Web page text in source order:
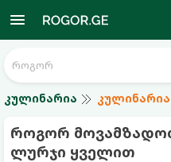
კულინარია კულინარია
როგორ
ლურჯი ყველით